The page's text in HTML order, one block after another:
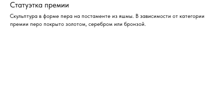
Статуэтка премии
Скульптура в форме пера на постаменте из яшмы. В зависимости от категории
премии перо покрыто золотом, серебром или бронзой.